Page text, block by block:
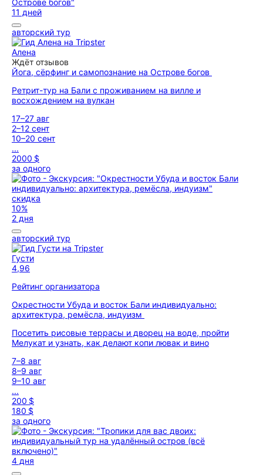
11 дней
авторский тур
Алена
Ждёт отзывов
Йога, сёрфинг и самопознание на Острове богов
Ретрит-тур на Бали с проживанием на вилле и
восхождением на вулкан
17–27 авг
2–12 сент
10–20 сент
...
2000 $
за одного
скидка
10%
2 дня
авторский тур
Густи
4,96
Рейтинг организатора
Окрестности Убуда и восток Бали индивидуально:
архитектура, ремёсла, индуизм
Посетить рисовые террасы и дворец на воде, пройти
Мелукат и узнать, как делают копи лювак и вино
7–8 авг
8–9 авг
9–10 авг
...
200 $
180 $
за одного
4 дня